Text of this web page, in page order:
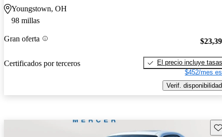
Youngstown, OH
98 millas
Gran oferta
Certificados por terceros
El precio incluye tasas
$452/mes
Verif. disponibilidad